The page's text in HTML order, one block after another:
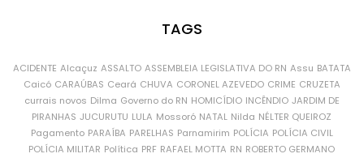
TAGS
ACIDENTE Alcaçuz ASSALTO ASSEMBLEIA LEGISLATIVA DO RN Assu BATATA
Caicó CARAÚBAS Ceará CHUVA CORONEL AZEVEDO CRIME CRUZETA
currais novos Dilma Governo do RN HOMICÍDIO INCÊNDIO JARDIM DE
PIRANHAS JUCURUTU LULA Mossoró NATAL Nilda NÉLTER QUEIROZ
Pagamento PARAÍBA PARELHAS Parnamirim POLÍCIA POLÍCIA CIVIL
POLÍCIA MILITAR Política PRF RAFAEL MOTTA RN ROBERTO GERMANO